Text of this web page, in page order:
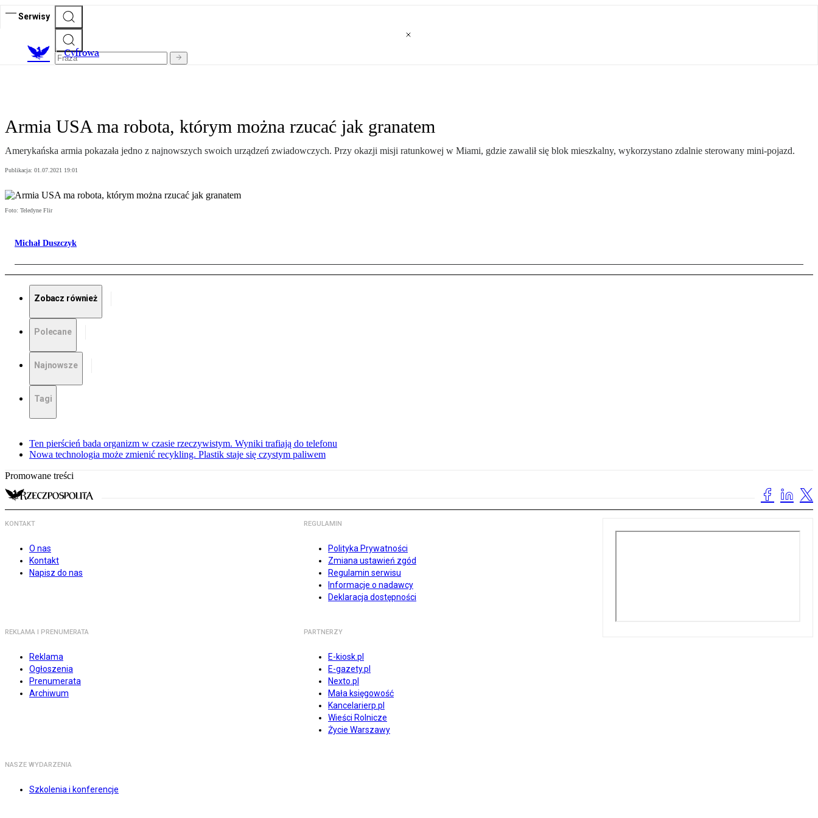
Serwisy
Cyfrowa
Armia USA ma robota, którym można rzucać jak granatem
Amerykańska armia pokazała jedno z najnowszych swoich urządzeń zwiadowczych. Przy okazji misji ratunkowej w Miami, gdzie zawalił się blok mieszkalny, wykorzystano zdalnie sterowany mini-pojazd.
Publikacja: 01.07.2021 19:01
Foto: Teledyne Flir
Michał Duszczyk
Zobacz również
Polecane
Najnowsze
Tagi
Ten pierścień bada organizm w czasie rzeczywistym. Wyniki trafiają do telefonu
Nowa technologia może zmienić recykling. Plastik staje się czystym paliwem
Promowane treści
KONTAKT
O nas
Kontakt
Napisz do nas
REGULAMIN
Polityka Prywatności
Zmiana ustawień zgód
Regulamin serwisu
Informacje o nadawcy
Deklaracja dostępności
REKLAMA I PRENUMERATA
Reklama
Ogłoszenia
Prenumerata
Archiwum
PARTNERZY
E-kiosk.pl
E-gazety.pl
Nexto.pl
Mała księgowość
Kancelarierp.pl
Wieści Rolnicze
Życie Warszawy
NASZE WYDARZENIA
Szkolenia i konferencje